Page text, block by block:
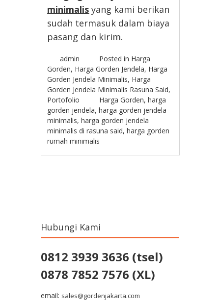
minimalis yang kami berikan
sudah termasuk dalam biaya
pasang dan kirim.
admin Posted in Harga
Gorden, Harga Gorden Jendela, Harga
Gorden Jendela Minimalis, Harga
Gorden Jendela Minimalis Rasuna Said,
Portofolio
Harga Gorden,harga
gorden jendela,harga gorden jendela
minimalis,harga gorden jendela
minimalis di rasuna said,harga gorden
rumah minimalis
Hubungi Kami
0812 3939 3636 (tsel)
0878 7852 7576 (XL)
email: sales@gordenjakarta.com